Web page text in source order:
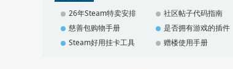
26年Steam特卖安排 社区帖子代码指南
慈善包购物手册
是否拥有游戏的插件
Steam好用挂卡工具
赠楼使用手册